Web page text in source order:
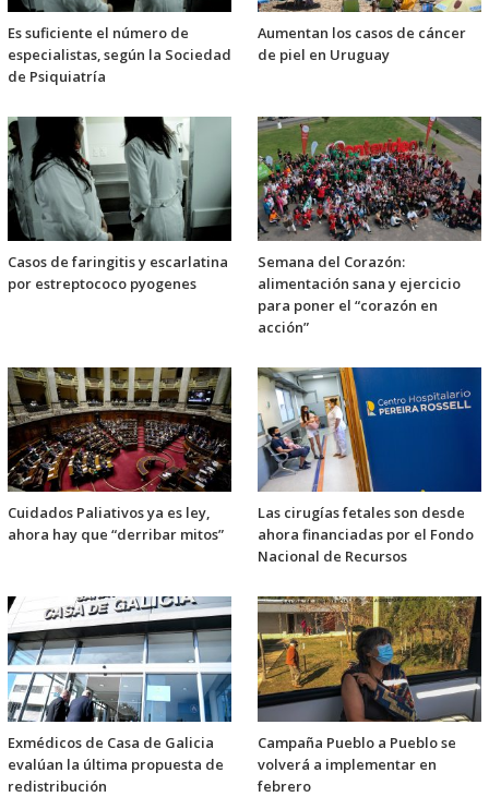
Es suficiente el número de
especialistas, según la Sociedad
de Psiquiatría
Aumentan los casos de cáncer
de piel en Uruguay
Casos de faringitis y escarlatina
por estreptococo pyogenes
Semana del Corazón:
alimentación sana y ejercicio
para poner el “corazón en
acción”
Cuidados Paliativos ya es ley,
ahora hay que “derribar mitos”
Las cirugías fetales son desde
ahora financiadas por el Fondo
Nacional de Recursos
Exmédicos de Casa de Galicia
evalúan la última propuesta de
redistribución
Campaña Pueblo a Pueblo se
volverá a implementar en
febrero